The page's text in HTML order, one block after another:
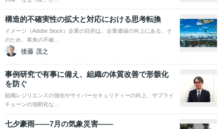
構造的不確実性の拡大と対応における思考転換
イメージ（Adobe Stock）企業の目的は、企業価値の向上にある。そ
のため、将来の不確…
後藤 茂之
事例研究で有事に備え、組織の体質改善で形骸化
を防ぐ
組織レジリエンスの強化やサイバーセキュリティーの向上、サプライ
チェーンの強靭化な…
七夕豪雨――7月の気象災害――